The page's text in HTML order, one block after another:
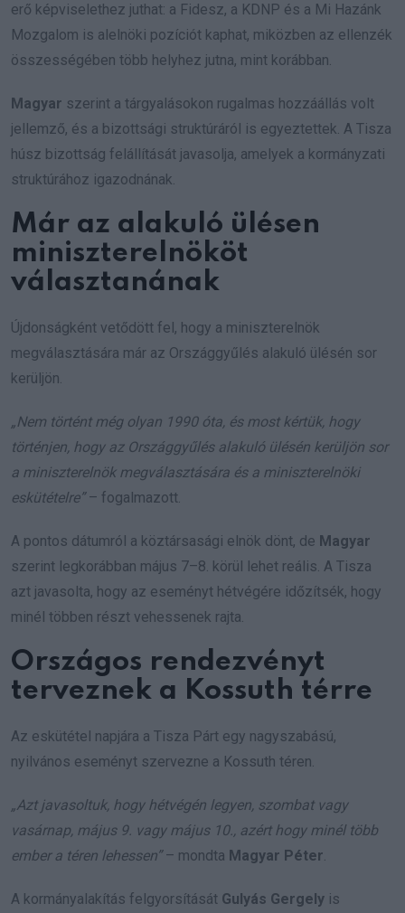
erő képviselethez juthat: a Fidesz, a KDNP és a Mi Hazánk
Mozgalom is alelnöki pozíciót kaphat, miközben az ellenzék
összességében több helyhez jutna, mint korábban.
Magyar szerint a tárgyalásokon rugalmas hozzáállás volt
jellemző, és a bizottsági struktúráról is egyeztettek. A Tisza
húsz bizottság felállítását javasolja, amelyek a kormányzati
struktúrához igazodnának.
Már az alakuló ülésen
miniszterelnököt
választanának
Újdonságként vetődött fel, hogy a miniszterelnök
megválasztására már az Országgyűlés alakuló ülésén sor
kerüljön.
„Nem történt még olyan 1990 óta, és most kértük, hogy
történjen, hogy az Országgyűlés alakuló ülésén kerüljön sor
a miniszterelnök megválasztására és a miniszterelnöki
eskütételre”– fogalmazott.
A pontos dátumról a köztársasági elnök dönt, de Magyar
szerint legkorábban május 7–8. körül lehet reális. A Tisza
azt javasolta, hogy az eseményt hétvégére időzítsék, hogy
minél többen részt vehessenek rajta.
Országos rendezvényt
terveznek a Kossuth térre
Az eskütétel napjára a Tisza Párt egy nagyszabású,
nyilvános eseményt szervezne a Kossuth téren.
„Azt javasoltuk, hogy hétvégén legyen, szombat vagy
vasárnap, május 9. vagy május 10., azért hogy minél több
ember a téren lehessen”– mondta Magyar Péter.
A kormányalakítás felgyorsítását Gulyás Gergely is